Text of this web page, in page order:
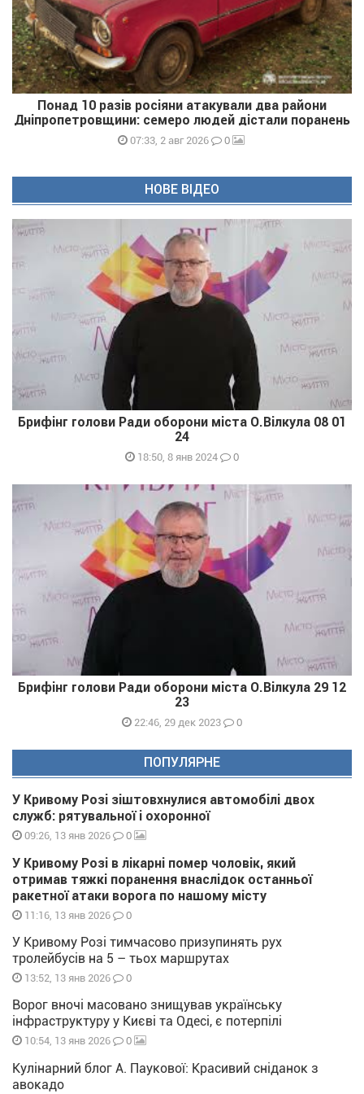
Понад 10 разів росіяни атакували два райони
Дніпропетровщини: семеро людей дістали поранень
07:33, 2 авг 2026 0
НОВЕ ВІДЕО
Брифінг голови Ради оборони міста О.Вілкула 08 01
24
18:50, 8 янв 2024 0
Брифінг голови Ради оборони міста О.Вілкула 29 12
23
22:46, 29 дек 2023 0
ПОПУЛЯРНЕ
У Кривому Розі зіштовхнулися автомобілі двох
служб: рятувальної і охоронної
09:26, 13 янв 2026 0
У Кривому Розі в лікарні помер чоловік, який
отримав тяжкі поранення внаслідок останньої
ракетної атаки ворога по нашому місту
11:16, 13 янв 2026 0
У Кривому Розі тимчасово призупинять рух
тролейбусів на 5 – тьох маршрутах
13:52, 13 янв 2026 0
Ворог вночі масовано знищував українську
інфраструктуру у Києві та Одесі, є потерпілі
10:54, 13 янв 2026 0
Кулінарний блог А. Паукової: Красивий сніданок з
авокадо